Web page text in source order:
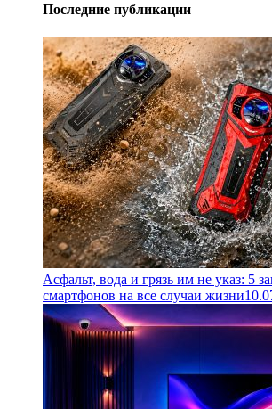
Последние публикации
Асфальт, вода и грязь им не указ: 5
смартфонов на все случаи жизни